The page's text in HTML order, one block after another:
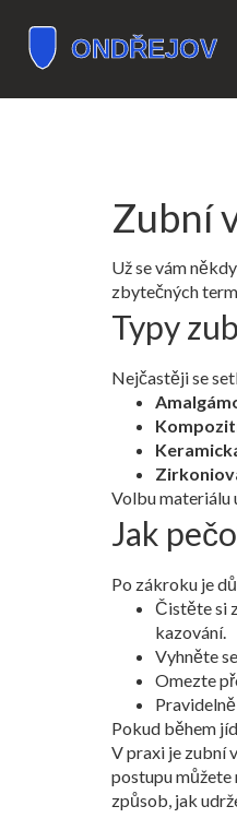
Zubní
Už se vám
zbytečných
Typy
Nejčastěji se
Volbu materiálu
Jak
Po zákroku je
Čistěte si
kazování.
Vyhněte
Omezte
Pokud během
V praxi je zubní
postupu můžete
způsob, jak